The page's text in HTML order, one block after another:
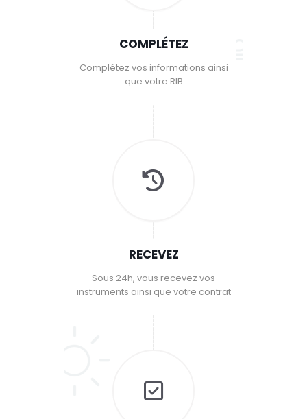
COMPLÉTEZ
Complétez vos informations ainsi
que votre RIB
RECEVEZ
Sous 24h, vous recevez vos
instruments ainsi que votre contrat